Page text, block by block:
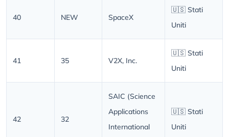
40 NEW SpaceX
🇺🇸 Stati
Uniti
41 35 V2X, Inc.
🇺🇸 Stati
Uniti
42 32
SAIC (Science
Applications
International
🇺🇸 Stati
Uniti